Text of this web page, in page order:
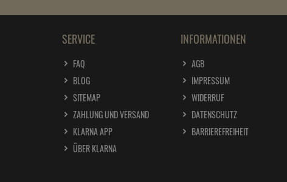
SERVICE
FAQ
BLOG
SITEMAP
ZAHLUNG UND VERSAND
KLARNA APP
ÜBER KLARNA
INFORMATIONEN
AGB
IMPRESSUM
WIDERRUF
DATENSCHUTZ
BARRIEREFREIHEIT